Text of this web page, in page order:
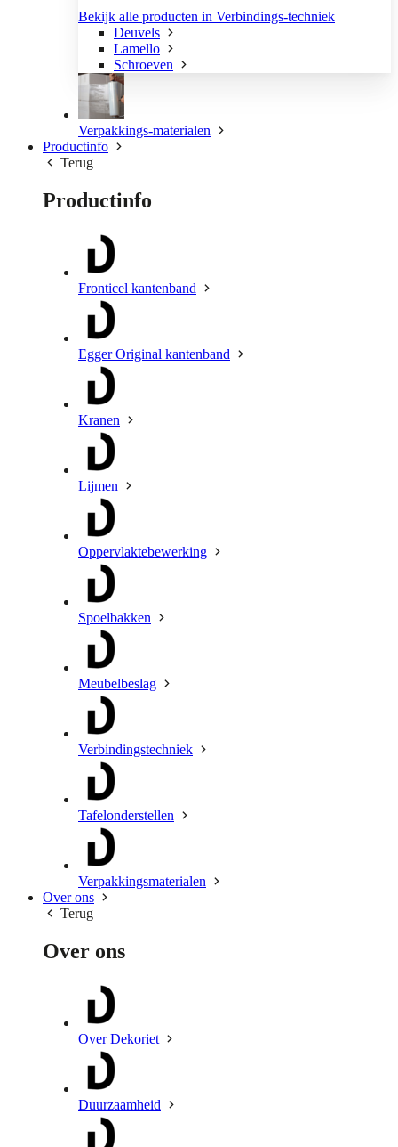
Bekijk alle producten in Verbindings-techniek
Deuvels
Lamello
Schroeven
Verpakkings-materialen
Productinfo
Terug
Productinfo
Fronticel kantenband
Egger Original kantenband
Kranen
Lijmen
Oppervlaktebewerking
Spoelbakken
Meubelbeslag
Verbindingstechniek
Tafelonderstellen
Verpakkingsmaterialen
Over ons
Terug
Over ons
Over Dekoriet
Duurzaamheid